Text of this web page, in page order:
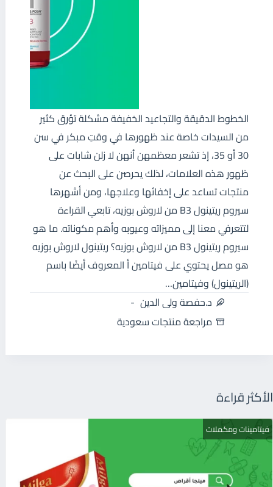
الخطوط الدقيقة والتجاعيد الخفيفة مشكلة تؤرق كثير
من السيدات خاصة عند ظهورها في وقتِ مبكر في سن
30 أو 35، إذ تشعر معظمهن أنهن لا زلن شابات على
ظهور هذه العلامات، لذلك يحرصن على البحث عن
منتجات تساعد على إخفائها وعلاجها، ومن أشهرها
سيروم ريتينول B3 من لاروش بوزيه، تابعي القراءة
لتتعرفي معنا إلى مميزاته وعيوبه وأهم مكوناته. ما هو
سيروم ريتينول B3 من لاروش بوزيه؟ ريتينول لاروش بوزيه
هو مصل يحتوي على فيتامين أ المعروف أيضًا باسم
(الريتينول) وفيتامين…
د.حفصة ولى الدين
مراجعة منتجات سعودية
الأكثر قراءة
فيتامينات ومكملات